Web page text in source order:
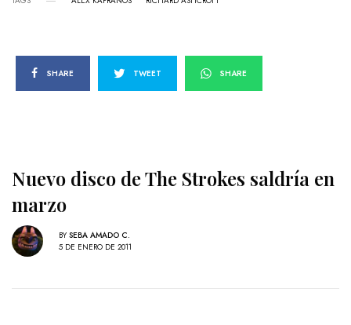
SHARE TWEET SHARE
Nuevo disco de The Strokes saldría en
marzo
BY SEBA AMADO C.
5 DE ENERO DE 2011